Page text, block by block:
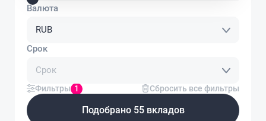
Валюта
RUB
Срок
Срок
Фильтры 1 Сбросить все фильтры
Подобрано 55 вкладов